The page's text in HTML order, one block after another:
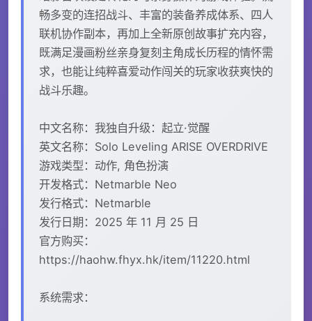
畅多变的连招战斗、丰富的装备养成体系、四人
联机协作副本，再加上全新原创故事扩充内容，
既满足漫画粉丝亲身复刻主角成长历程的情怀需
求，也能让纯粹喜爱动作闯关的玩家收获爽快的
战斗乐趣。
中文名称：我独自升级：起立·觉醒
英文名称：Solo Leveling ARISE OVERDRIVE
游戏类型：动作, 角色扮演
开发格式：Netmarble Neo
发行格式：Netmarble
发行日期：2025 年 11 月 25 日
官方购买：
https://haohw.fhyx.hk/item/11220.html
系统需求：